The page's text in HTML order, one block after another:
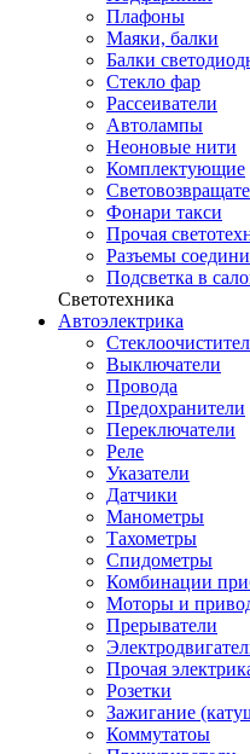
Плафоны
Маяки, балки
Балки
Стекло фар
Рассеиватели
Автолампы
Неоновые нити
Комплектующие
Фонари такси
Прочая
Разъемы
Подсветка в
Светотехника
Автоэлектрика
Выключатели
Провода
Предохранители
Переключатели
Реле
Указатели
Датчики
Манометры
Тахометры
Спидометры
Комбинации
Моторы и
Прерыватели
Прочая
Розетки
Зажигание
Коммутатоы